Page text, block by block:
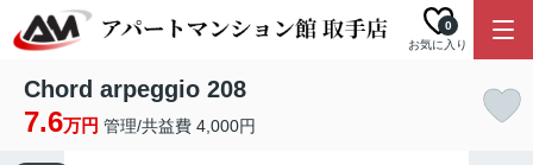
お気に入り
0
Chord arpeggio 208
7.6万円 管理/共益費 4,000円